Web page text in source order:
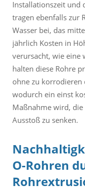
Installationszeit und
tragen ebenfalls zur
Wasser bei, das
jährlich Kosten in
verursacht, wie eine
halten diese Rohre
ohne zu korrodieren
wodurch ein einst
Maßnahme wird, die
Ausstoß zu senken.
O-Rohren